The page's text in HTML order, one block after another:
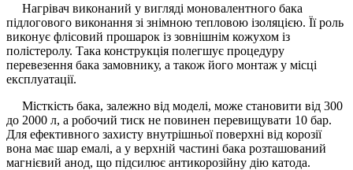
Нагрівач виконаний у вигляді моновалентного бака
підлогового виконання зі знімною тепловою ізоляцією. Її роль
виконує флісовий прошарок із зовнішнім кожухом із
полістеролу. Така конструкція полегшує процедуру
перевезення бака замовнику, а також його монтаж у місці
експлуатації.
Місткість бака, залежно від моделі, може становити від 300
до 2000 л, а робочий тиск не повинен перевищувати 10 бар.
Для ефективного захисту внутрішньої поверхні від корозії
вона має шар емалі, а у верхній частині бака розташований
магнієвий анод, що підсилює антикорозійну дію катода.